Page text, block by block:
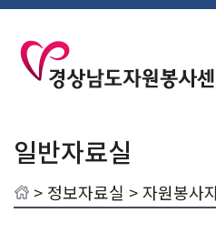
일반자료실
> 정보자료실 >자원봉사